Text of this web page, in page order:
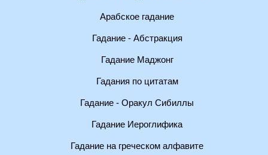
Арабское гадание
Гадание - Абстракция
Гадание Маджонг
Гадания по цитатам
Гадание - Оракул Сибиллы
Гадание Иероглифика
Гадание на греческом алфавите